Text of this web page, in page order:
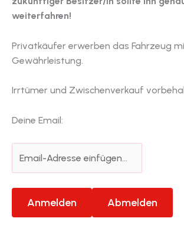
weiterfahren!
Privatkäufer erwerben das Fahrzeug
Gewährleistung.
Irrtümer und Zwischenverkauf
Deine Email: